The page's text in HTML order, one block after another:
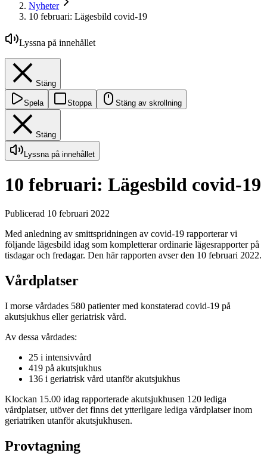
Nyheter
10 februari: Lägesbild covid-19
Lyssna på innehållet
Stäng
Spela Stoppa Stäng av skrollning
Stäng
Lyssna på innehållet
10 februari: Lägesbild covid-19
Publicerad 10 februari 2022
Med anledning av smittspridningen av covid-19 rapporterar vi
följande lägesbild idag som kompletterar ordinarie lägesrapporter på
tisdagar och fredagar. Den här rapporten avser den 10 februari 2022.
Vårdplatser
I morse vårdades 580 patienter med konstaterad covid-19 på
akutsjukhus eller geriatrisk vård.
Av dessa vårdades:
25 i intensivvård
419 på akutsjukhus
136 i geriatrisk vård utanför akutsjukhus
Klockan 15.00 idag rapporterade akutsjukhusen 120 lediga
vårdplatser, utöver det finns det ytterligare lediga vårdplatser inom
geriatriken utanför akutsjukhusen.
Provtagning